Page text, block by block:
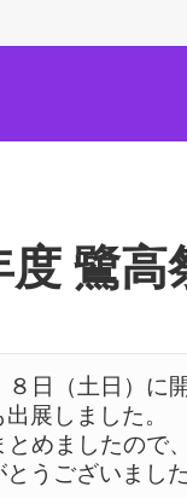
ゴ
鷺高
展しました。
とうございまし